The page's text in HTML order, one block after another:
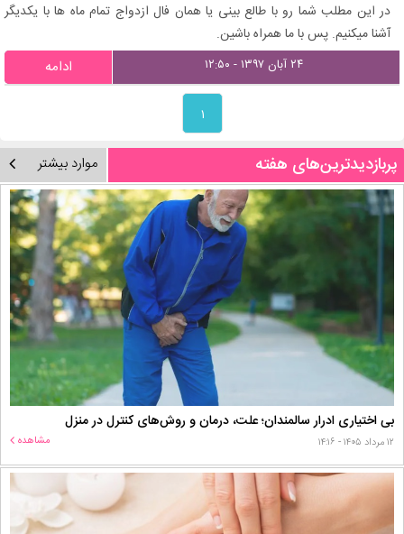
در این مطلب شما رو با طالع بینی یا همان فال ازدواج تمام ماه ها با یکدیگر
آشنا میکنیم. پس با ما همراه باشین.
۲۴ آبان ۱۳۹۷ - ۱۲:۵۰ ادامه
۱
پربازدیدترین‌های هفته موارد بیشتر
بی اختیاری ادرار سالمندان؛ علت، درمان و روش‌های کنترل در منزل
۱۲ مرداد ۱۴۰۵ - ۱۴:۱۶ مشاهده